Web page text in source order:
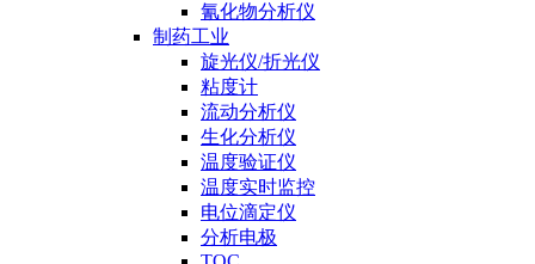
氰化物分析仪
制药工业
旋光仪/折光仪
粘度计
流动分析仪
生化分析仪
温度验证仪
温度实时监控
电位滴定仪
分析电极